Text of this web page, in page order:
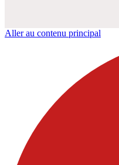
Aller au contenu principal